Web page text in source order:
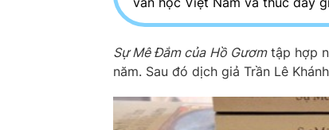
Sự Mê Đắm của Hồ Gươmtập hợp
năm. Sau đó dịch giả Trần Lê